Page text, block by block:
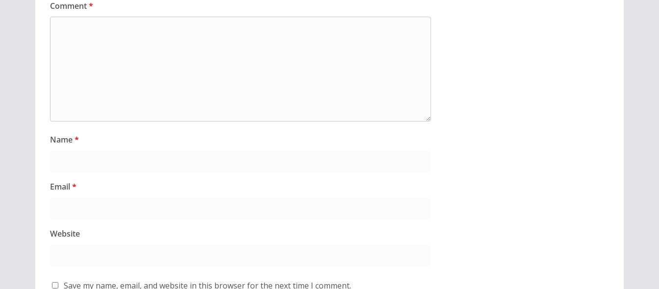
Comment*
Name*
Email*
Website
Save my name, email, and website in this browser for the next time I comment.